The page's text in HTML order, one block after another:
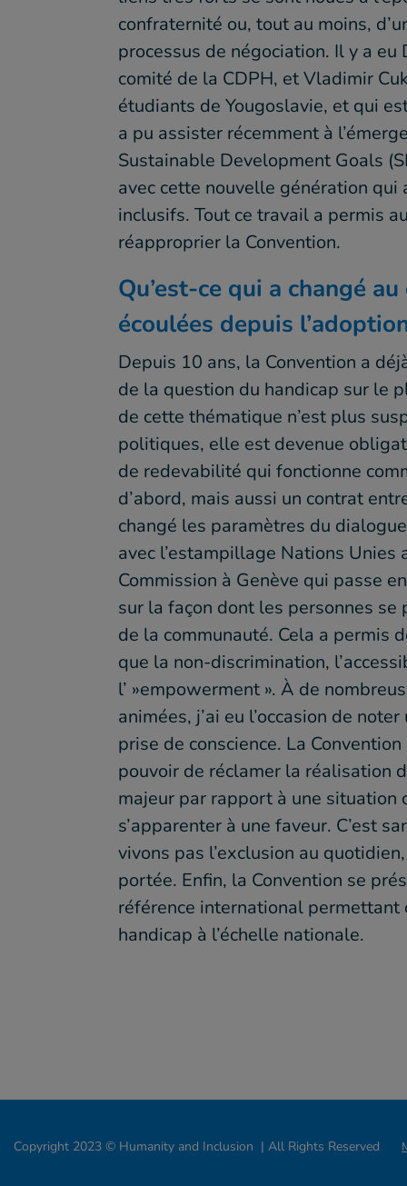
confraternité ou, tout au moins,
processus de négociation. Il y a
comité de la CDPH, et Vladimir
étudiants de Yougoslavie, et qui
a pu assister récemment à
Sustainable Development Goals
avec cette nouvelle génération
inclusifs. Tout ce travail a permis
réapproprier la Convention.
Qu’est-ce qui a changé
écoulées depuis
Depuis 10 ans, la Convention a
de la question du handicap sur le
de cette thématique n’est plus
politiques, elle est devenue
de redevabilité qui fonctionne
d’abord, mais aussi un contrat
changé les paramètres du
avec l’estampillage Nations
Commission à Genève qui passe
sur la façon dont les personnes
de la communauté. Cela a permis
que la non-discrimination,
l’ »empowerment ». À de
animées, j’ai eu l’occasion de
prise de conscience. La
pouvoir de réclamer la réalisation
majeur par rapport à une
s’apparenter à une faveur. C’est
vivons pas l’exclusion au
portée. Enfin, la Convention se
référence international permettant
handicap à l’échelle nationale.
Copyright 2023 © Humanity and Inclusion | All Rights Reserved